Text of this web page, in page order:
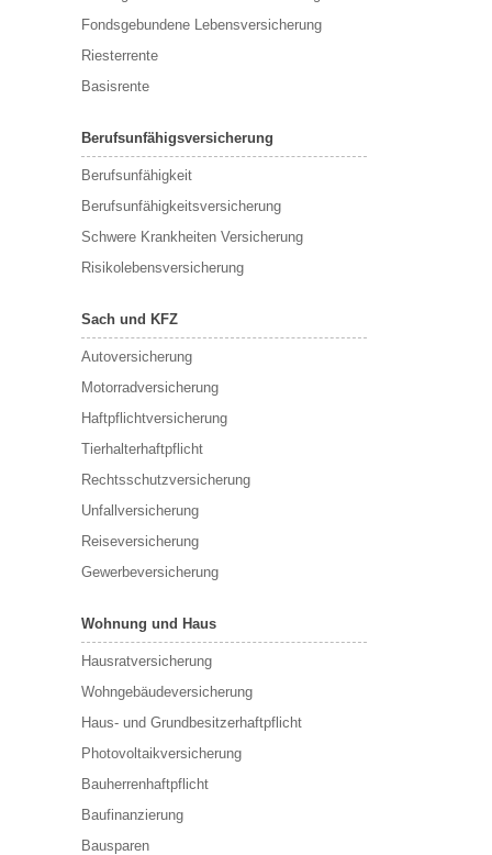
Fondsgebundene Lebensversicherung
Riesterrente
Basisrente
Berufsunfähigsversicherung
Berufs­unfähigkeit
Berufsunfähigkeitsversicherung
Schwere Krankheiten Versicherung
Risikolebensversicherung
Sach und KFZ
Autoversicherung
Motorradversicherung
Haftpflichtversicherung
Tierhalterhaftpflicht
Rechtsschutzversicherung
Unfallversicherung
Reiseversicherung
Gewerbeversicherung
Wohnung und Haus
Hausratversicherung
Wohngebäudeversicherung
Haus- und Grundbesitzerhaftpflicht
Photovoltaikversicherung
Bauherrenhaftpflicht
Baufinanzierung
Bausparen